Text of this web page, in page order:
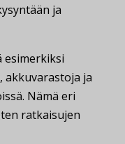
ja
esimerkiksi
akkuvarastoja ja
Nämä eri
ratkaisujen